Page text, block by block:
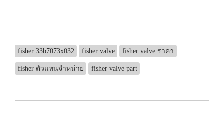
fisher 33b7073x032 fisher valve fisher valve ราคา
fisher ตัวแทนจำหน่าย fisher valve part